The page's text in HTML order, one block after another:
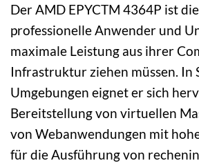
Der AMD EPYCTM 4364P ist
professionelle Anwender und
maximale Leistung aus ihrer
Infrastruktur ziehen müssen. In
Umgebungen eignet er sich
Bereitstellung von virtuellen
von Webanwendungen mit
für die Ausführung von